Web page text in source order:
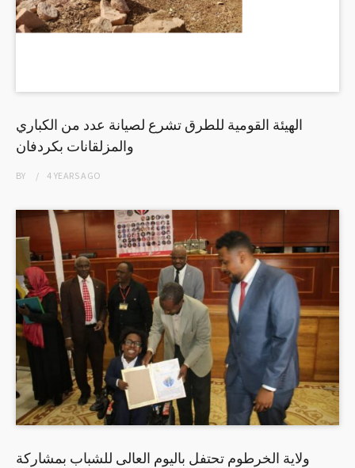
الهيئة القومية للطرق تشرع لصيانة عدد من الكباري
والمزلقانات بكردفان
BY 4 YEARSAGO
ولاية الخرطوم تحتفل باليوم العالى للشباب بمشاركة